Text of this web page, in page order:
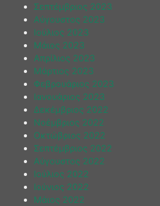
Σεπτέμβριος 2023
Αύγουστος 2023
Ιούλιος 2023
Μάιος 2023
Απρίλιος 2023
Μάρτιος 2023
Φεβρουάριος 2023
Ιανουάριος 2023
Δεκέμβριος 2022
Νοέμβριος 2022
Οκτώβριος 2022
Σεπτέμβριος 2022
Αύγουστος 2022
Ιούλιος 2022
Ιούνιος 2022
Μάιος 2022